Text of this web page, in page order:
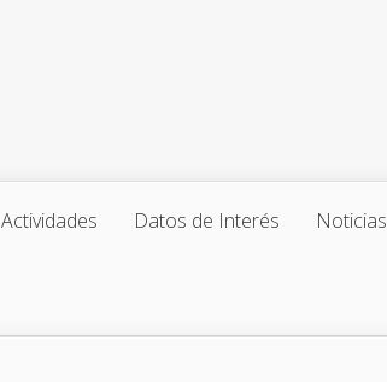
Actividades Datos de Interés Noticias